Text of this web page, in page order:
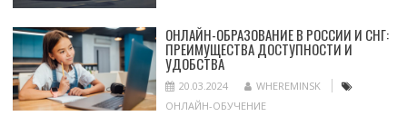
ОНЛАЙН-ОБРАЗОВАНИЕ В РОССИИ И СНГ:
ПРЕИМУЩЕСТВА ДОСТУПНОСТИ И
УДОБСТВА
20.03.2024
WHEREMINSK
ОНЛАЙН-ОБУЧЕНИЕ